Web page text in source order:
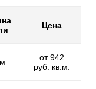
Цена
от 942
руб. кв.м.